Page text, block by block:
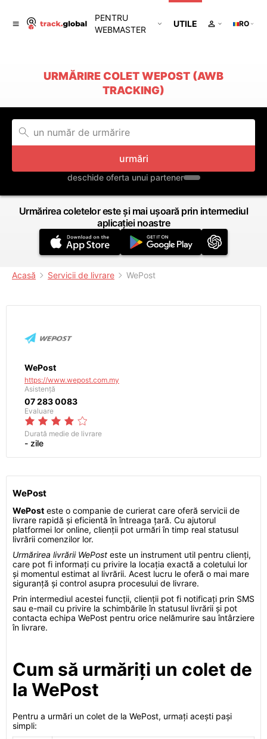
PENTRU
WEBMASTER
UTILE RO
URMĂRIRE COLET WEPOST (AWB
TRACKING)
urmări
deschide oferta unui partener
Urmărirea coletelor este și mai ușoară prin intermediul
aplicației noastre
Acasă Servicii de livrare WePost
WePost
https://www.wepost.com.my
Asistență
07 283 0083
Evaluare
Durată medie de livrare
- zile
WePost
WePost este o companie de curierat care oferă servicii de
livrare rapidă și eficientă în întreaga țară. Cu ajutorul
platformei lor online, clienții pot urmări în timp real statusul
livrării comenzilor lor.
Urmărirea livrării WePost este un instrument util pentru clienți,
care pot fi informați cu privire la locația exactă a coletului lor
și momentul estimat al livrării. Acest lucru le oferă o mai mare
siguranță și control asupra procesului de livrare.
Prin intermediul acestei funcții, clienții pot fi notificați prin SMS
sau e-mail cu privire la schimbările în statusul livrării și pot
contacta echipa WePost pentru orice nelămurire sau întârziere
în livrare.
Cum să urmăriți un colet de
la WePost
Pentru a urmări un colet de la WePost, urmați acești pași
simpli: